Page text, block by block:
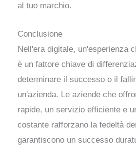
al tuo marchio.
Conclusione
Nell'era digitale, un'esperienza
è un fattore chiave di
determinare il successo o il
un'azienda. Le aziende che
rapide, un servizio efficiente e
costante rafforzano la fedeltà
garantiscono un successo